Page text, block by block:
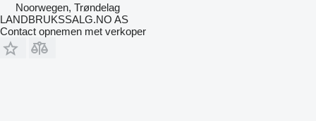
Noorwegen, Trøndelag
LANDBRUKSSALG.NO AS
Contact opnemen met verkoper